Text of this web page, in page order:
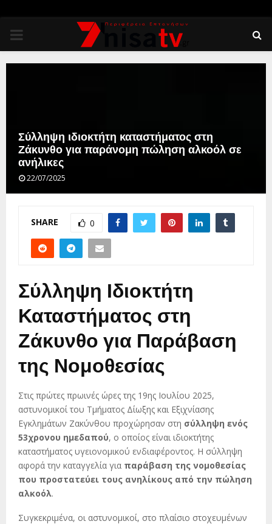
PRIMARY
MENU
Σύλληψη ιδιοκτήτη καταστήματος στη
Ζάκυνθο για παράνομη πώληση αλκοόλ σε
ανήλικες
22/07/2025
SHARE 0
Σύλληψη Ιδιοκτήτη
Καταστήματος στη
Ζάκυνθο για Παράβαση
της Νομοθεσίας
Στις πρώτες πρωινές ώρες της 19ης Ιουλίου 2025,
αστυνομικοί του Τμήματος Δίωξης και Εξιχνίασης
Εγκλημάτων Ζακύνθου προχώρησαν στη σύλληψη ενός
53χρονου ημεδαπού, ο οποίος είναι ιδιοκτήτης
καταστήματος υγειονομικού ενδιαφέροντος. Η σύλληψη
αφορά την καταγγελία για παράβαση της νομοθεσίας
που προστατεύει τους ανηλίκους από την πώληση
αλκοόλ.
Συγκεκριμένα, οι αστυνομικοί, στο πλαίσιο στοχευμένων